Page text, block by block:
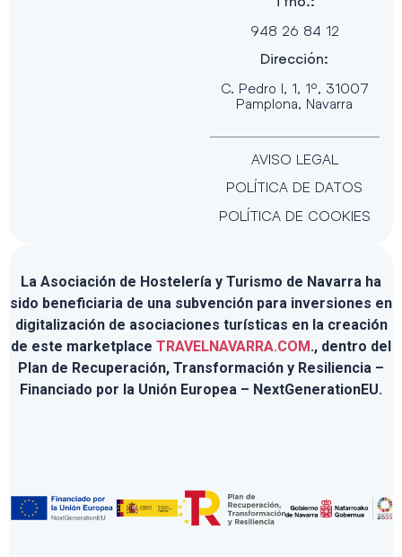
948 26 84 12
Dirección:
C. Pedro I, 1, 1º, 31007
Pamplona, Navarra
AVISO LEGAL
POLÍTICA DE DATOS
POLÍTICA DE COOKIES
La Asociación de Hostelería y Turismo de Navarra ha
sido beneficiaria de una subvención para inversiones en
digitalización de asociaciones turísticas en la creación
de este marketplace TRAVELNAVARRA.COM., dentro del
Plan de Recuperación, Transformación y Resiliencia –
Financiado por la Unión Europea – NextGenerationEU.